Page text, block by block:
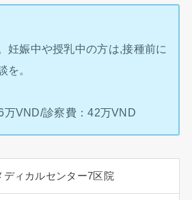
妊娠中や授乳中の方は,接種前に
を。
万VND/診察費：42万VND
ディカルセンター7区院